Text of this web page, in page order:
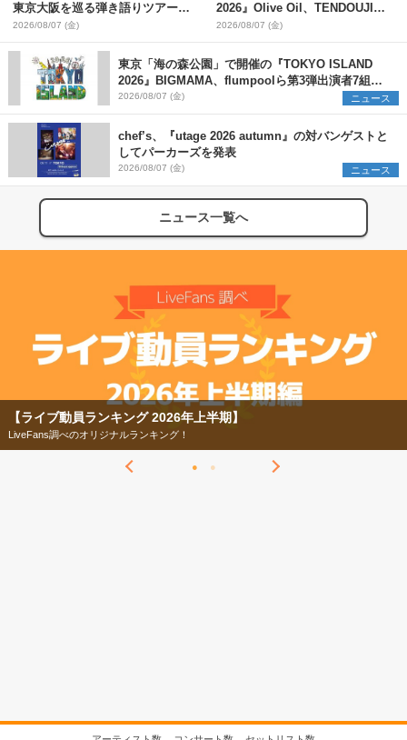
東京大阪を巡る弾き語りツアー10
月より開催決定
2026/08/07 (金)
2026』Olive Oil、TENDOUJIら
第11弾出演アーティスト（16組）
を発表
2026/08/07 (金)
東京「海の森公園」で開催の『TOKYO ISLAND
2026』BIGMAMA、flumpoolら第3弾出演者7組を
発表 ワークショップ・アート出展者を募集
2026/08/07 (金) ニュース
chef’s、『utage 2026 autumn』の対バンゲストと
してパーカーズを発表
2026/08/07 (金) ニュース
ニュース一覧へ
【フェス特集2026】
今年もフェスの季節がやってきた！